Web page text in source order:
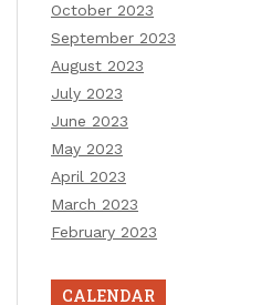
October 2023
September 2023
August 2023
July 2023
June 2023
May 2023
April 2023
March 2023
February 2023
CALENDAR